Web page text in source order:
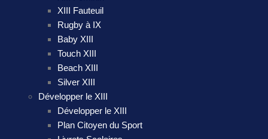
XIII Fauteuil
Rugby à IX
Baby XIII
Touch XIII
Beach XIII
Silver XIII
Développer le XIII
Développer le XIII
Plan Citoyen du Sport